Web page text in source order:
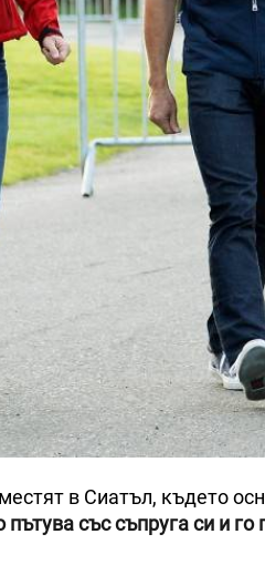
в Сиатъл, където
със съпруга си и